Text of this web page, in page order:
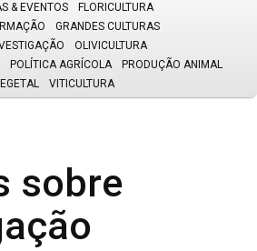
& EVENTOS
FLORICULTURA
GRANDES CULTURAS
OLIVICULTURA
POLÍTICA AGRÍCOLA
PRODUÇÃO ANIMAL
VITICULTURA
sobre